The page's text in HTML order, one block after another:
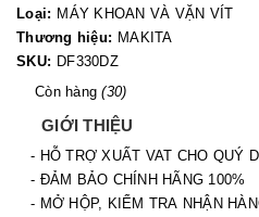
Loại: MÁY KHOAN VÀ VẶN VÍT
Thương hiệu: MAKITA
SKU: DF330DZ
Còn hàng(30)
GIỚI THIỆU
- HỖ TRỢ XUẤT VAT CHO QUÝ
- ĐẢM BẢO CHÍNH HÃNG 100%
- MỞ HỘP, KIỂM TRA NHẬN